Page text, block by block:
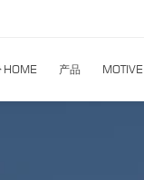
HOME 产品 MOTIVE